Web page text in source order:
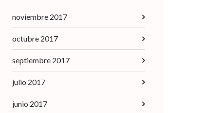
noviembre 2017
octubre 2017
septiembre 2017
julio 2017
junio 2017